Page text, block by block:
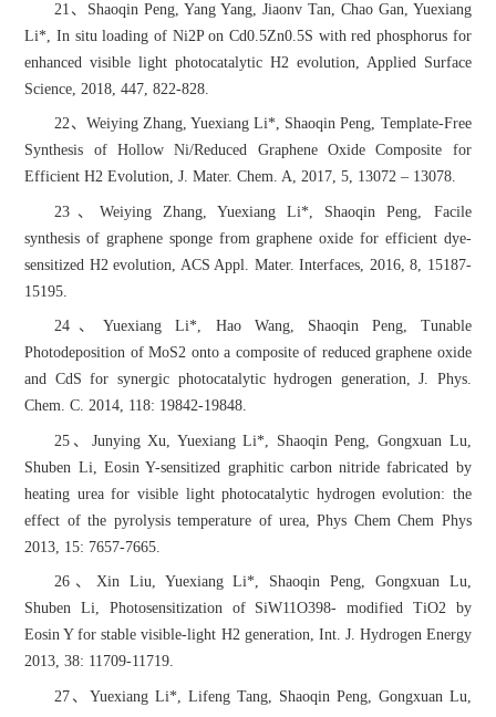
21、Shaoqin Peng, Yang Yang, Jiaonv Tan, Chao Gan, Yuexiang
Li*, In situ loading of Ni2P on Cd0.5Zn0.5S with red phosphorus for
enhanced visible light photocatalytic H2 evolution, Applied Surface
Science, 2018, 447, 822-828.
22、Weiying Zhang, Yuexiang Li*, Shaoqin Peng, Template-Free
Synthesis of Hollow Ni/Reduced Graphene Oxide Composite for
Efficient H2 Evolution, J. Mater. Chem. A, 2017, 5, 13072 – 13078.
23、Weiying Zhang, Yuexiang Li*, Shaoqin Peng, Facile
synthesis of graphene sponge from graphene oxide for efficient dye-
sensitized H2 evolution, ACS Appl. Mater. Interfaces, 2016, 8, 15187-
15195.
24、Yuexiang Li*, Hao Wang, Shaoqin Peng, Tunable
Photodeposition of MoS2 onto a composite of reduced graphene oxide
and CdS for synergic photocatalytic hydrogen generation, J. Phys.
Chem. C. 2014, 118: 19842-19848.
25、Junying Xu, Yuexiang Li*, Shaoqin Peng, Gongxuan Lu,
Shuben Li, Eosin Y-sensitized graphitic carbon nitride fabricated by
heating urea for visible light photocatalytic hydrogen evolution: the
effect of the pyrolysis temperature of urea, Phys Chem Chem Phys
2013, 15: 7657-7665.
26、Xin Liu, Yuexiang Li*, Shaoqin Peng, Gongxuan Lu,
Shuben Li, Photosensitization of SiW11O398- modified TiO2 by
Eosin Y for stable visible-light H2 generation, Int. J. Hydrogen Energy
2013, 38: 11709-11719.
27、Yuexiang Li*, Lifeng Tang, Shaoqin Peng, Gongxuan Lu,